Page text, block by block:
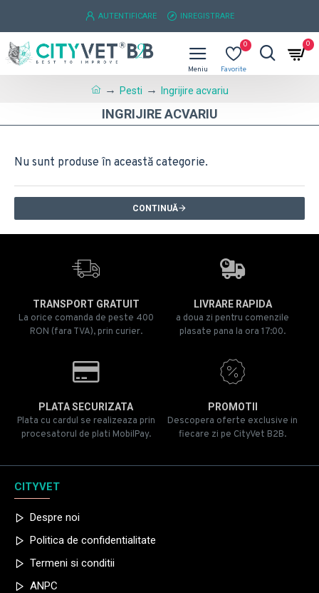
AUTENTIFICARE INREGISTRARE
0 0
Pesti Ingrijire acvariu
INGRIJIRE ACVARIU
Nu sunt produse în această categorie.
CONTINUĂ
TRANSPORT GRATUIT
La orice comanda de peste 400
RON (fara TVA), prin curier.
LIVRARE RAPIDA
a doua zi pentru comenzile
plasate pana la ora 17:00.
PLATA SECURIZATA
Plata cu cardul se realizeaza prin
procesatorul de plati MobilPay.
PROMOTII
Descopera oferte exclusive in
fiecare zi pe CityVet B2B.
CITYVET
Despre noi
Politica de confidentialitate
Termeni si conditii
ANPC